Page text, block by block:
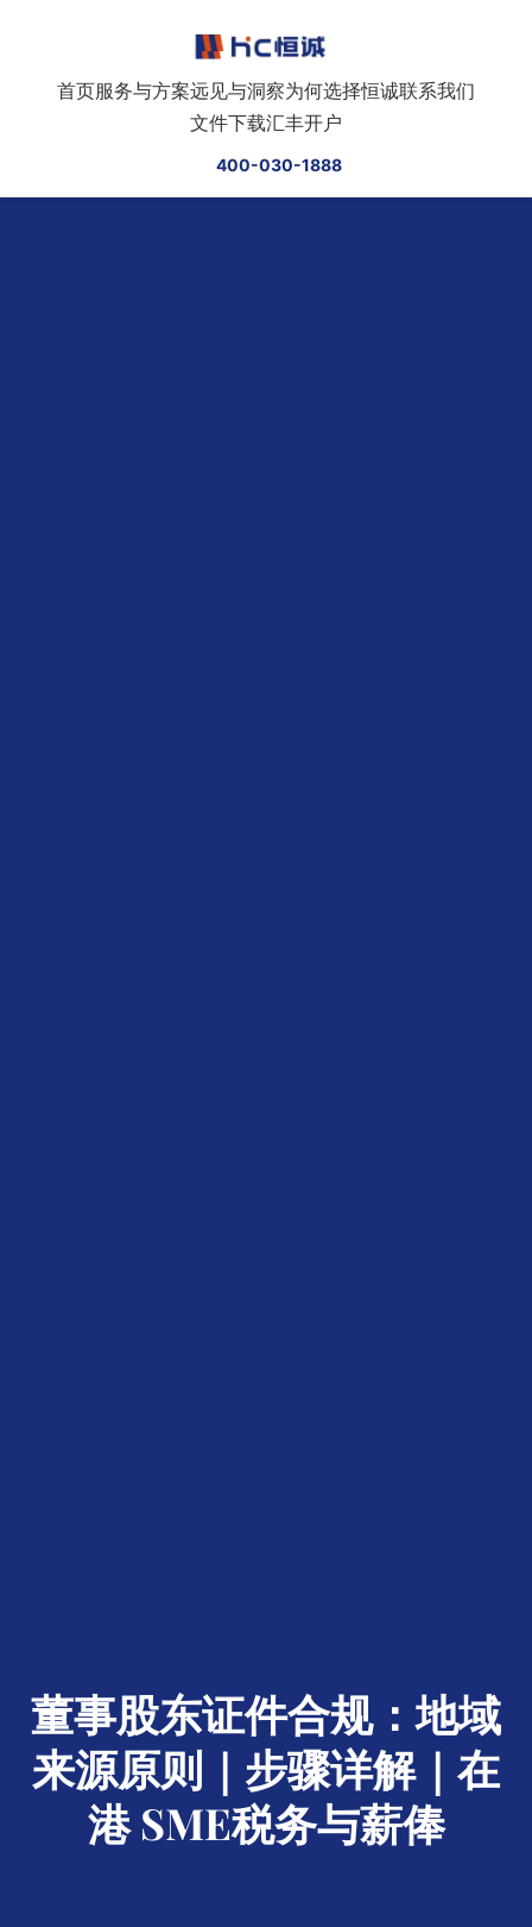
首页服务与方案远见与洞察为何选择恒诚联系我们
文件下载汇丰开户
400-030-1888
董事股东证件合规：地域
来源原则｜步骤详解｜在
港 SME税务与薪俸